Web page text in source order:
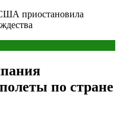
приостановила
по стране